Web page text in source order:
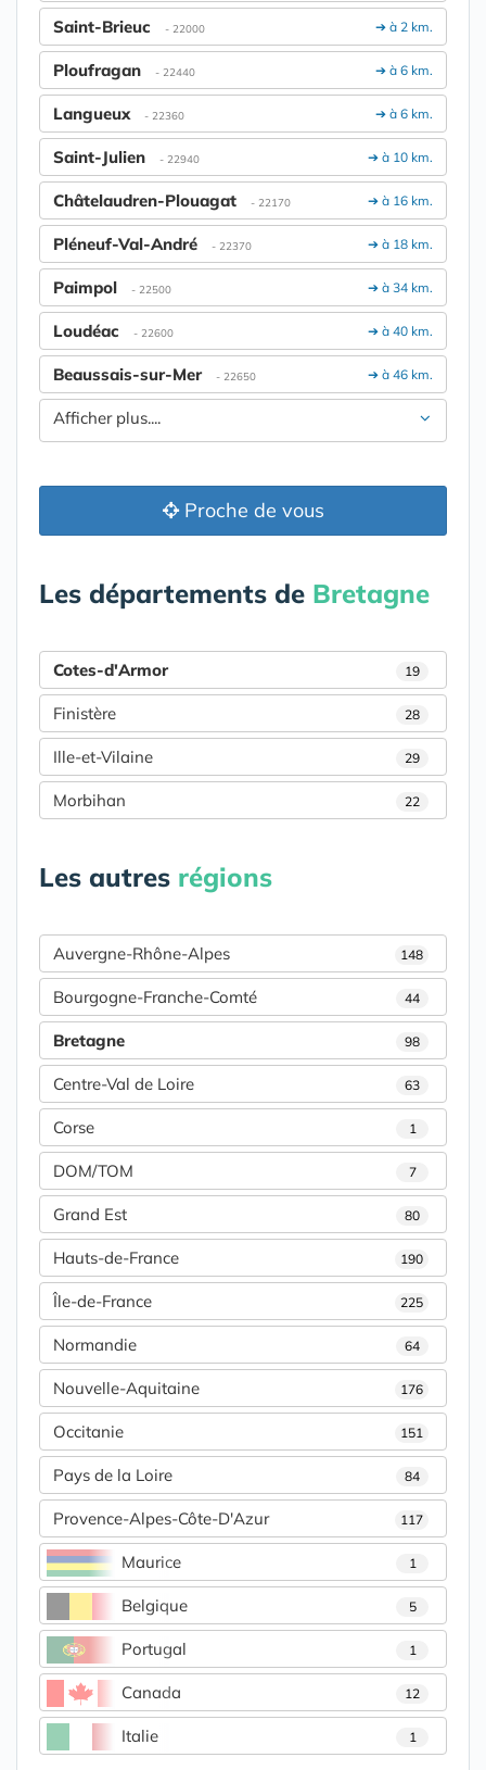
➔ à 2 km.
Saint-Brieuc - 22000
➔ à 6 km.
Ploufragan - 22440
➔ à 6 km.
Langueux - 22360
➔ à 10 km.
Saint-Julien - 22940
➔ à 16 km.
Châtelaudren-Plouagat - 22170
➔ à 18 km.
Pléneuf-Val-André - 22370
➔ à 34 km.
Paimpol - 22500
➔ à 40 km.
Loudéac - 22600
➔ à 46 km.
Beaussais-sur-Mer - 22650
Afficher plus....
Proche de vous
Les départements de Bretagne
Cotes-d'Armor 19
Finistère 28
Ille-et-Vilaine 29
Morbihan 22
Les autres régions
Auvergne-Rhône-Alpes 148
Bourgogne-Franche-Comté 44
Bretagne 98
Centre-Val de Loire 63
Corse 1
DOM/TOM 7
Grand Est 80
Hauts-de-France 190
Île-de-France 225
Normandie 64
Nouvelle-Aquitaine 176
Occitanie 151
Pays de la Loire 84
Provence-Alpes-Côte-D'Azur 117
Maurice 1
Belgique 5
Portugal 1
Canada 12
Italie 1